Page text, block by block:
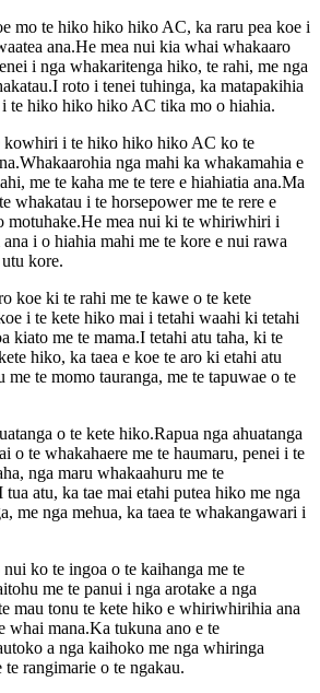
mo te hiko hiko hiko AC, ka raru pea koe i
ana.He mea nui kia whai whakaaro
i nga whakaritenga hiko, te rahi, me nga
roto i tenei tuhinga, ka matapakihia
te hiko hiko hiko AC tika mo o hiahia.
kowhiri i te hiko hiko hiko AC ko te
nga mahi ka whakamahia e
me te kaha me te tere e hiahiatia ana.Ma
whakatau i te horsepower me te rere e
motuhake.He mea nui ki te whiriwhiri i
i o hiahia mahi me te kore e nui rawa
kore.
koe ki te rahi me te kawe o te kete
i te kete hiko mai i tetahi waahi ki tetahi
kiato me te mama.I tetahi atu taha, ki te
hiko, ka taea e koe te aro ki etahi atu
me te momo tauranga, me te tapuwae o te
o te kete hiko.Rapua nga ahuatanga
o te whakahaere me te haumaru, penei i te
nga maru whakaahuru me te
atu, ka tae mai etahi putea hiko me nga
me nga mehua, ka taea te whakangawari i
ko te ingoa o te kaihanga me te
me te panui i nga arotake a nga
mau tonu te kete hiko e whiriwhirihia ana
whai mana.Ka tukuna ano e te
a nga kaihoko me nga whiringa
rangimarie o te ngakau.